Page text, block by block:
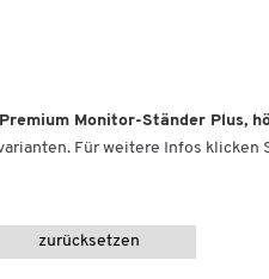
Monitor-Ständer Plus,
Für weitere Infos klicken
zurücksetzen